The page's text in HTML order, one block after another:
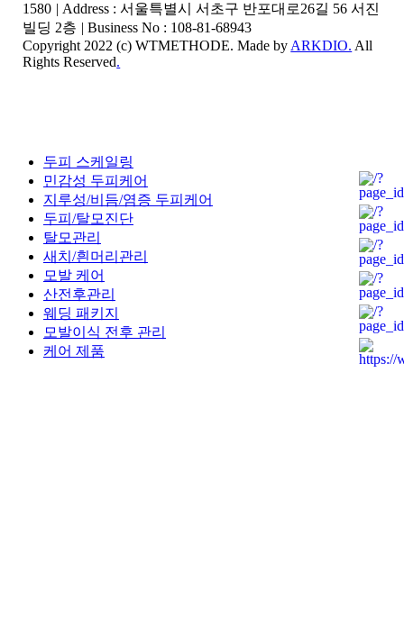
1580 | Address : 서울특별시 서초구 반포대로26길 56 서진
빌딩 2층 | Business No : 108-81-68943
Copyright 2022 (c) WTMETHODE. Made by ARKDIO. All
Rights Reserved.
Close
Menu
두피 스케일링
민감성 두피케어
지루성/비듬/염증 두피케어
두피/탈모진단
탈모관리
새치/흰머리관리
모발 케어
산전후관리
웨딩 패키지
모발이식 전후 관리
케어 제품